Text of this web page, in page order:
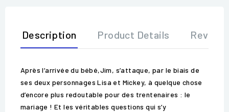
Description Product Details
Après l’arrivée du bébé,Jim, s’attaque, par le biais de
ses deux personnages Lisa et Mickey, à quelque chose
d’encore plus redoutable pour des trentenaires : le
mariage ! Et les véritables questions qui s’y